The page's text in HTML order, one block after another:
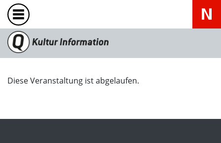
Diese Veranstaltung ist abgelaufen.